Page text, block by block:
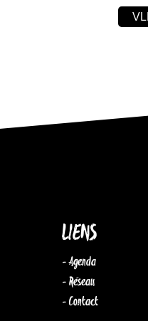
LIENS
- Agenda
- Réseau
- Contact